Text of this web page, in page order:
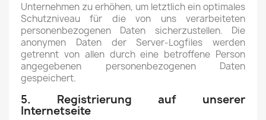
Unternehmen zu erhöhen, um letztlich ein optimales
Schutzniveau für die von uns verarbeiteten
personenbezogenen Daten sicherzustellen. Die
anonymen Daten der Server-Logfiles werden
getrennt von allen durch eine betroffene Person
angegebenen personenbezogenen Daten
gespeichert.
5. Registrierung auf unserer
Internetseite